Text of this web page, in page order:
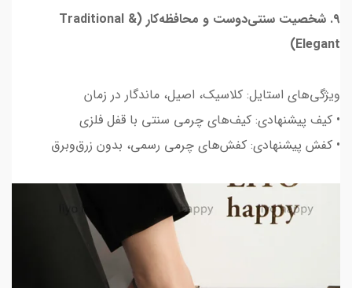
۹. شخصیت سنتی‌دوست و محافظه‌کار (Traditional &
Elegant)
ویژگی‌های استایل: کلاسیک، اصیل، ماندگار در زمان
• کیف پیشنهادی: کیف‌های چرمی سنتی با قفل فلزی
• کفش پیشنهادی: کفش‌های چرمی رسمی، بدون زرق‌وبرق